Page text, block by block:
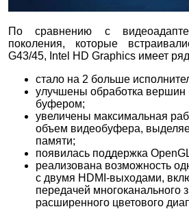
По сравнению с
поколения, которые
G43/45, Intel HD Graphics имеет
стало на 2 больше
улучшены обработка вершин
буфером;
увеличены максимальная
объем видеобуфера,
памяти;
появилась поддержка
реализована возможность
с двумя HDMI-выходами,
передачей многоканального
расширенного цветового